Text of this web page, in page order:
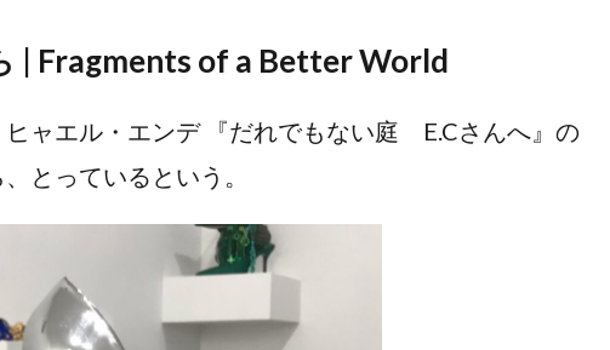
| Fragments of a Better World
ャエル・エンデ 『だれでもない庭 E.Cさんへ』の
、とっているという。